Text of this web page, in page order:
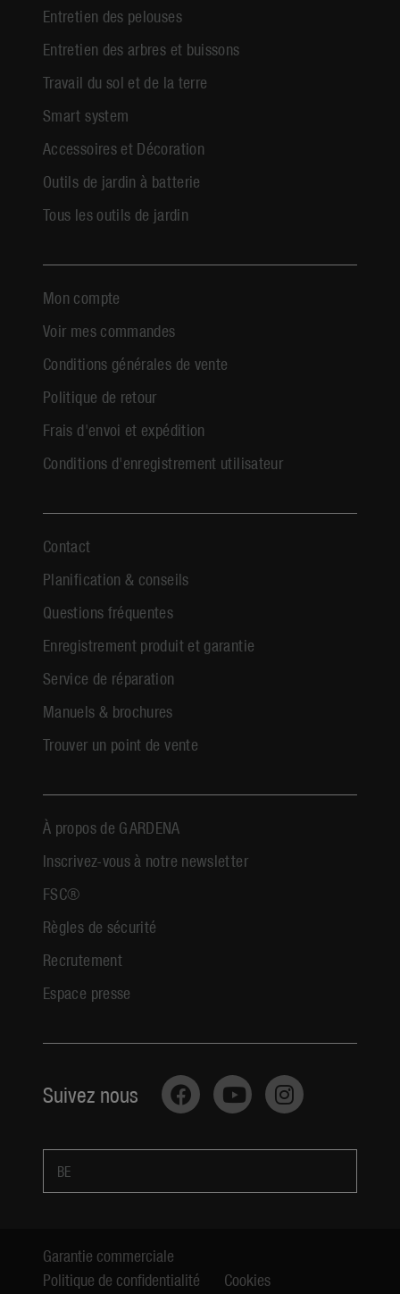
Entretien des pelouses
Entretien des arbres et buissons
Travail du sol et de la terre
Smart system
Accessoires et Décoration
Outils de jardin à batterie
Tous les outils de jardin
Mon compte
Voir mes commandes
Conditions générales de vente
Politique de retour
Frais d'envoi et expédition
Conditions d'enregistrement utilisateur
Contact
Planification & conseils
Questions fréquentes
Enregistrement produit et garantie
Service de réparation
Manuels & brochures
Trouver un point de vente
À propos de GARDENA
Inscrivez-vous à notre newsletter
FSC®
Règles de sécurité
Recrutement
Espace presse
Suivez nous
BE
Garantie commerciale
Politique de confidentialité
Cookies